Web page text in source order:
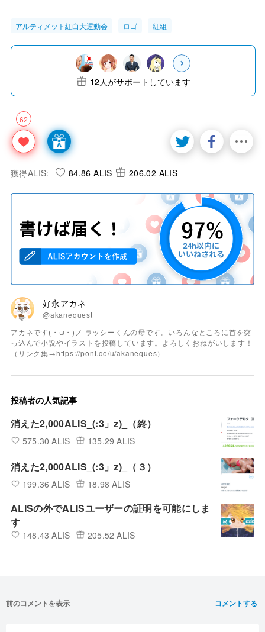
アルティメット紅白大運動会 ロゴ 紅組
62
12人がサポートしています
獲得ALIS: 84.86 ALIS 206.02 ALIS
好永アカネ
@akanequest
アカネです(・ω・)ノ ラッシーくんの母です。いろんなところに首を突
っ込んで小説やイラストを投稿しています。よろしくおねがいします！
（リンク集→https://pont.co/u/akaneques）
投稿者の人気記事
消えた2,000ALIS_(:3」z)_（終）
575.30 ALIS 135.29 ALIS
消えた2,000ALIS_(:3」z)_（３）
199.36 ALIS 18.98 ALIS
ALISの外でALISユーザーの証明を可能にしま
す
148.43 ALIS 205.52 ALIS
コメントする
前のコメントを表示